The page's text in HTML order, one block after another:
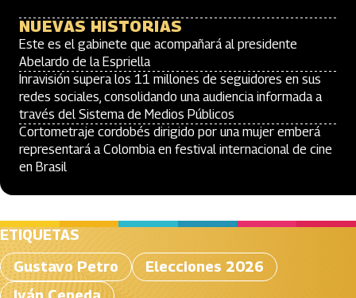
NUEVAS HISTORIAS
Este es el gabinete que acompañará al presidente
Abelardo de la Espriella
Inravisión supera los 11 millones de seguidores en sus
redes sociales, consolidando una audiencia informada a
través del Sistema de Medios Públicos
Cortometraje cordobés dirigido por una mujer emberá
representará a Colombia en festival internacional de cine
en Brasil
ETIQUETAS
Gustavo Petro
Elecciones 2026